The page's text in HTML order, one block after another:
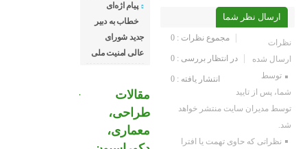
ارسال نظر شما
مجموع نظرات : 0
در انتظار بررسی : 0
انتشار یافته : 0
نظرات
ارسال شده
توسط
شما، پس از تایید
توسط مدیران سایت منتشر خواهد
شد.
نظراتی که حاوی تهمت یا افترا
پیام اژه‌ای
خطاب به دبیر
جدید شورای
عالی امنیت ملی
مقالات
طراحی،
معماری،